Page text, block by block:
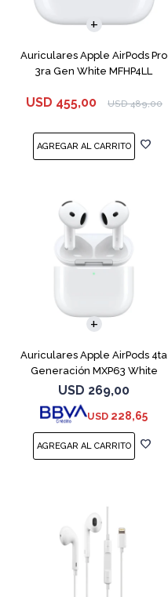
Auriculares Apple AirPods Pro
3ra Gen White MFHP4LL
USD 455,00 USD 489,00
Auriculares Apple AirPods 4ta
Generación MXP63 White
USD 269,00
USD 228,65